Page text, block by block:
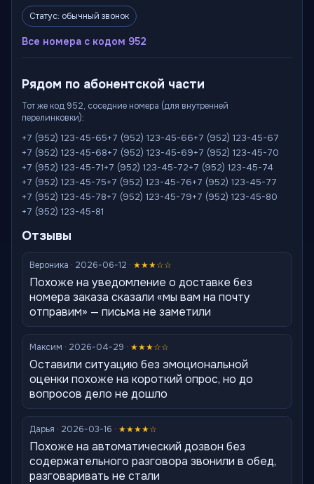
Статус: обычный звонок
Все номера с кодом 952
Рядом по абонентской части
Тот же код 952, соседние номера (для внутренней
перелинковки):
+7 (952) 123-45-65+7 (952) 123-45-66+7 (952) 123-45-67
+7 (952) 123-45-68+7 (952) 123-45-69+7 (952) 123-45-70
+7 (952) 123-45-71+7 (952) 123-45-72+7 (952) 123-45-74
+7 (952) 123-45-75+7 (952) 123-45-76+7 (952) 123-45-77
+7 (952) 123-45-78+7 (952) 123-45-79+7 (952) 123-45-80
+7 (952) 123-45-81
Отзывы
Вероника · 2026-06-12 · ★★★☆☆
Похоже на уведомление о доставке без
номера заказа сказали «мы вам на почту
отправим» — письма не заметили
Максим · 2026-04-29 · ★★★☆☆
Оставили ситуацию без эмоциональной
оценки похоже на короткий опрос, но до
вопросов дело не дошло
Дарья · 2026-03-16 · ★★★★☆
Похоже на автоматический дозвон без
содержательного разговора звонили в обед,
разговаривать не стали